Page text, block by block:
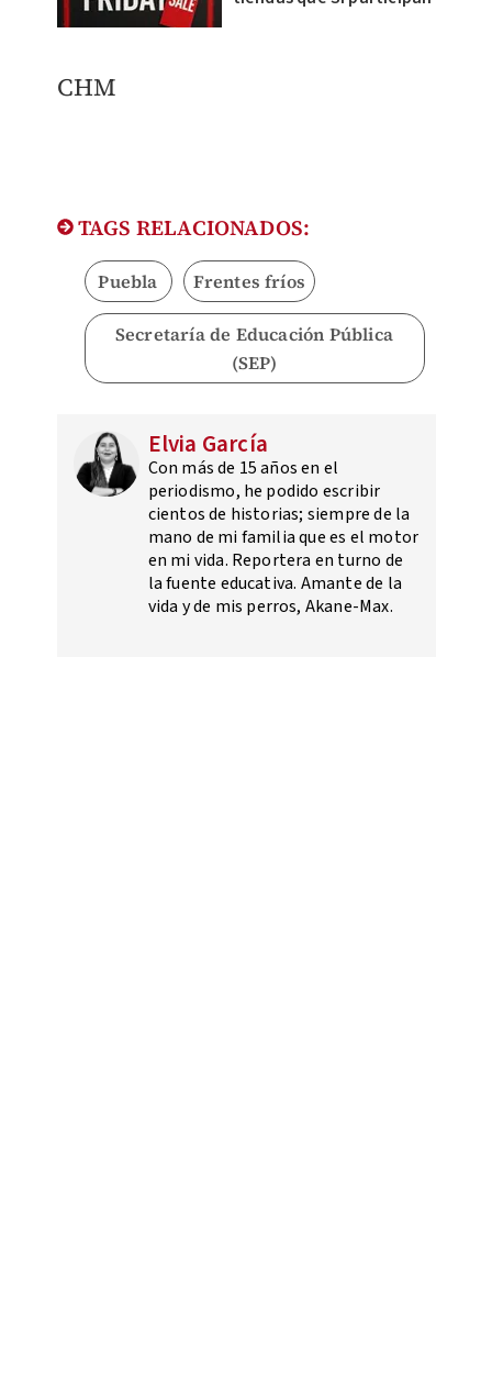
CHM
TAGS RELACIONADOS:
Puebla Frentes fríos
Secretaría de Educación Pública
(SEP)
Elvia García
Con más de 15 años en el
periodismo, he podido escribir
cientos de historias; siempre de la
mano de mi familia que es el motor
en mi vida. Reportera en turno de
la fuente educativa. Amante de la
vida y de mis perros, Akane-Max.